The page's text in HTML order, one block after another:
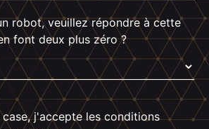
robot, veuillez répondre à cette
font deux plus zéro ?
j'accepte les conditions